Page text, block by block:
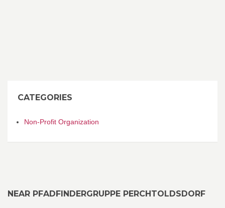
CATEGORIES
Non-Profit Organization
NEAR PFADFINDERGRUPPE PERCHTOLDSDORF